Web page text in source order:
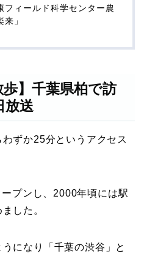
フィールド科学センター農
」
歩】千葉県柏で訪
放送
ずか25分というアクセス
プンし、2000年頃には駅
した。
になり「千葉の渋谷」と